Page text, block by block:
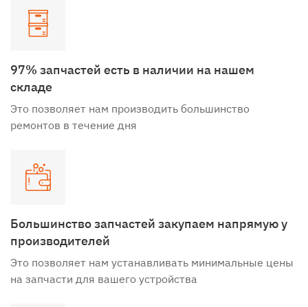
97% запчастей есть в наличии на нашем
складе
Это позволяет нам производить большинство
ремонтов в течение дня
Большинство запчастей закупаем напрямую у
производителей
Это позволяет нам устанавливать минимальные цены
на запчасти для вашего устройства